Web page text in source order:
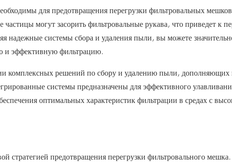
для предотвращения перегрузки фильтровальных
могут засорить фильтровальные рукава, что приведет к
надежные системы сбора и удаления пыли, вы можете
и эффективную фильтрацию.
комплексных решений по сбору и удалению пыли,
системы предназначены для эффективного
оптимальных характеристик фильтрации в средах с
стратегией предотвращения перегрузки фильтровального мешка.